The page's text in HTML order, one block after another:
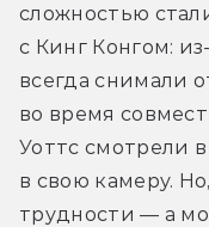
сложностью
с Кинг Конгом:
всегда снимали
во время
Уоттс смотрели
в свою камеру.
трудности — а